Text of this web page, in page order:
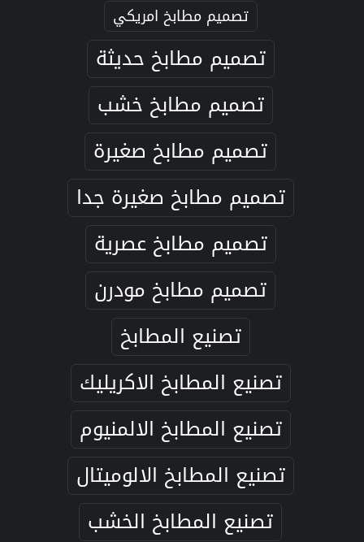
تصميم مطابخ امريكي
تصميم مطابخ حديثة
تصميم مطابخ خشب
تصميم مطابخ صغيرة
تصميم مطابخ صغيرة جدا
تصميم مطابخ عصرية
تصميم مطابخ مودرن
تصنيع المطابخ
تصنيع المطابخ الاكريليك
تصنيع المطابخ الالمنيوم
تصنيع المطابخ الالوميتال
تصنيع المطابخ الخشب